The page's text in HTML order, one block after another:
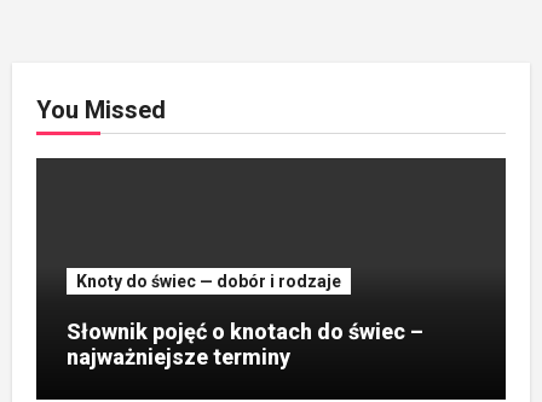
You Missed
Knoty do świec — dobór i rodzaje
Słownik pojęć o knotach do świec –
najważniejsze terminy